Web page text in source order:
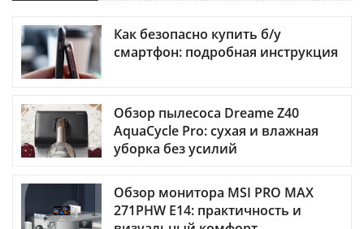
Как безопасно купить б/у
смартфон: подробная инструкция
Обзор пылесоса Dreame Z40
AquaCycle Pro: сухая и влажная
уборка без усилий
Обзор монитора MSI PRO MAX
271PHW E14: практичность и